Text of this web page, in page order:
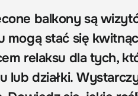
balkonysą
mogą stać się
relaksu dla tych,
lub działki.